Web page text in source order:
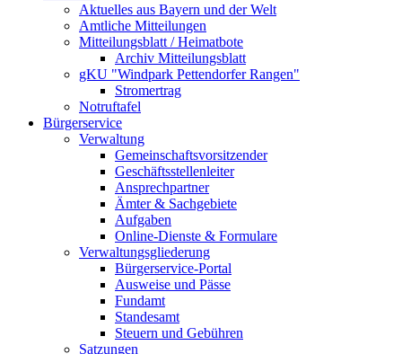
Aktuelles aus Bayern und der Welt
Amtliche Mitteilungen
Mitteilungsblatt / Heimatbote
Archiv Mitteilungsblatt
gKU "Windpark Pettendorfer Rangen"
Stromertrag
Notruftafel
Bürgerservice
Verwaltung
Gemeinschaftsvorsitzender
Geschäftsstellenleiter
Ansprechpartner
Ämter & Sachgebiete
Aufgaben
Online-Dienste & Formulare
Verwaltungsgliederung
Bürgerservice-Portal
Ausweise und Pässe
Fundamt
Standesamt
Steuern und Gebühren
Satzungen